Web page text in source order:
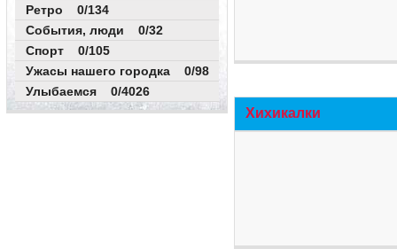
Ретро 0/134
События, люди 0/32
Спорт 0/105
Ужасы нашего городка 0/98
Улыбаемся 0/4026
Хихикалки